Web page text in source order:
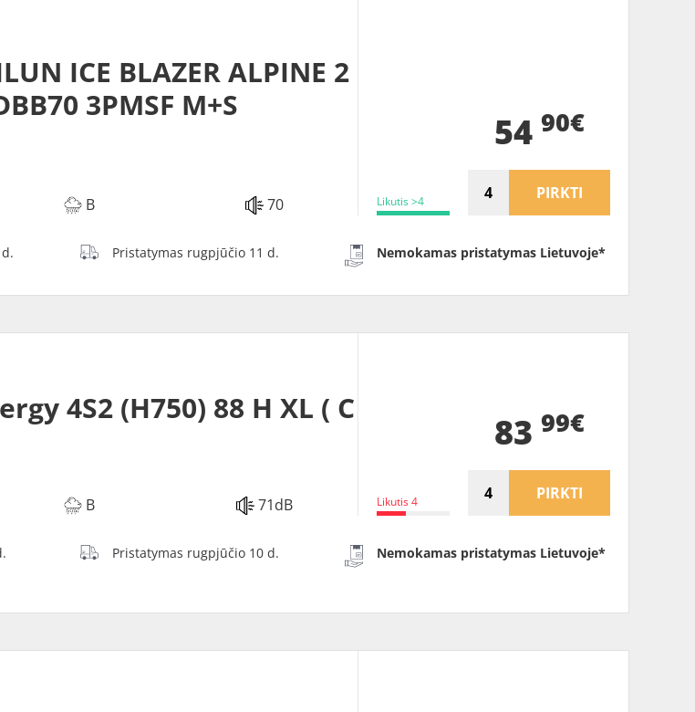
ICE BLAZER ALPINE 2
3PMSF M+S
B 70 Likutis >4
54 90€
PIRKTI
Pristatymas rugpjūčio 11 d. Nemokamas pristatymas Lietuvoje*
4S2 (H750) 88 H XL ( C
B 71dB Likutis 4
83 99€
PIRKTI
Pristatymas rugpjūčio 10 d. Nemokamas pristatymas Lietuvoje*